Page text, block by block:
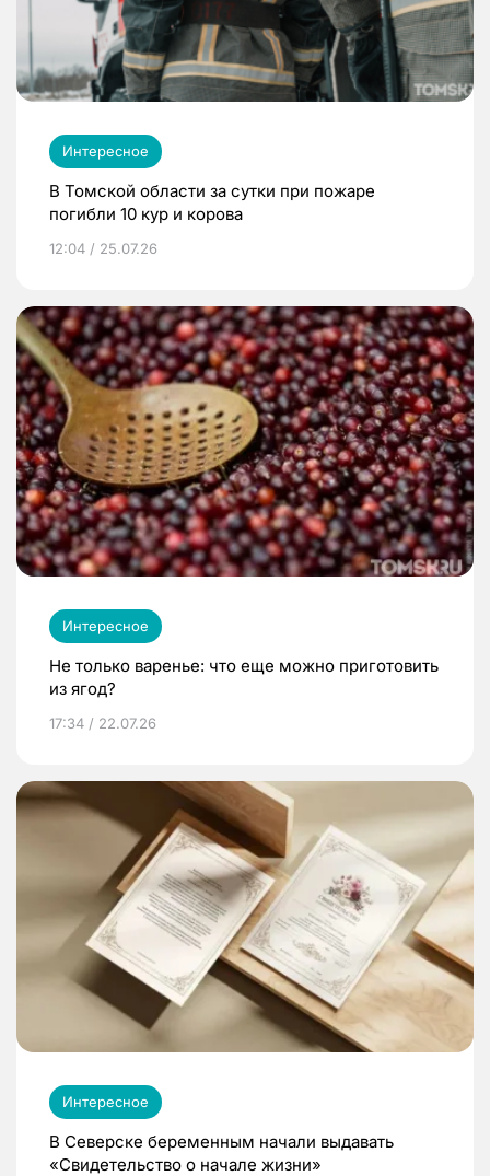
Интересное
В Томской области за сутки при пожаре
погибли 10 кур и корова
12:04 / 25.07.26
Интересное
Не только варенье: что еще можно приготовить
из ягод?
17:34 / 22.07.26
Интересное
В Северске беременным начали выдавать
«Свидетельство о начале жизни»